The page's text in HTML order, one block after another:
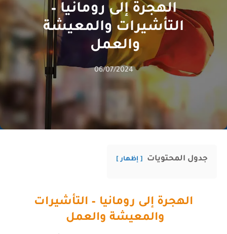
الهجرة إلى رومانيا –
التأشيرات والمعيشة
والعمل
06/07/2024
جدول المحتويات إظهار
الهجرة إلى رومانيا – التأشيرات
والمعيشة والعمل